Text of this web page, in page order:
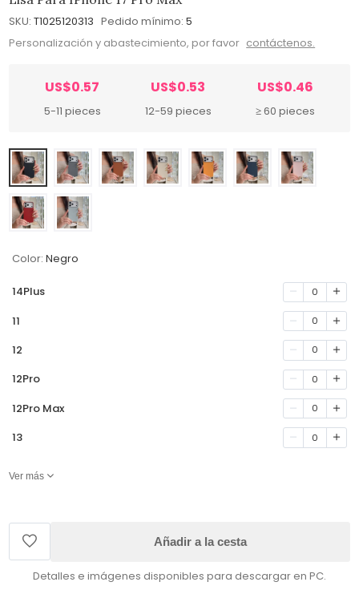
SKU: T1025120313 Pedido mínimo: 5
Personalización y abastecimiento, por favor contáctenos.
US$0.57
5-11 pieces
US$0.53
12-59 pieces
US$0.46
≥ 60 pieces
Color: Negro
14Plus 0
11 0
12 0
12Pro 0
12Pro Max 0
13 0
Ver más
Añadir a la cesta
Detalles e imágenes disponibles para descargar en PC.